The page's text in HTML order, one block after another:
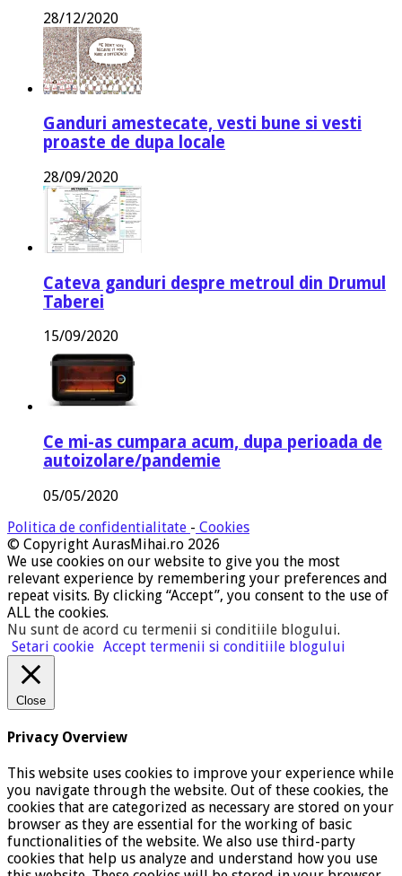
28/12/2020
Ganduri amestecate, vesti bune si vesti
proaste de dupa locale
28/09/2020
Cateva ganduri despre metroul din Drumul
Taberei
15/09/2020
Ce mi-as cumpara acum, dupa perioada de
autoizolare/pandemie
05/05/2020
Politica de confidentialitate - Cookies
© Copyright AurasMihai.ro 2026
We use cookies on our website to give you the most
relevant experience by remembering your preferences and
repeat visits. By clicking “Accept”, you consent to the use of
ALL the cookies.
Nu sunt de acord cu termenii si conditiile blogului.
Setari cookie Accept termenii si conditiile blogului
Close
Privacy Overview
This website uses cookies to improve your experience while
you navigate through the website. Out of these cookies, the
cookies that are categorized as necessary are stored on your
browser as they are essential for the working of basic
functionalities of the website. We also use third-party
cookies that help us analyze and understand how you use